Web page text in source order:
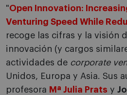
"Open Innovation:
Venturing Speed While
recoge las cifras y la visión
innovación (y cargos
actividades de corporate
Unidos, Europa y Asia. Sus
profesora Mª Julia Prats y